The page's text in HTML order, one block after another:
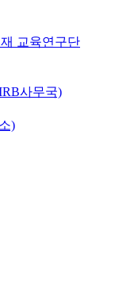
교육연구단
사무국)
)